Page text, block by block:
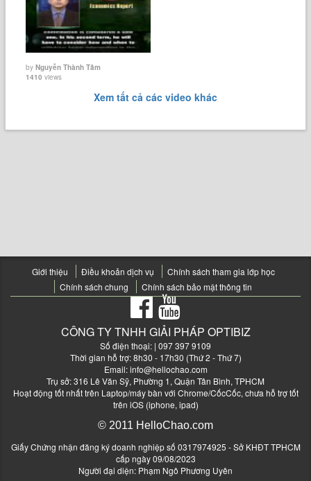
byNguyễn Thành Tâm
1410 views
Xem tất cả các video khác
Giới thiệu Điều khoản dịch vụ
Chính sách tham gia lớp học
Chính sách chung
Chính sách bảo mật thông tin
CÔNG TY TNHH GIẢI PHÁP OPTIBIZ
Số điện thoại: | 097 397 9109
Thời gian hỗ trợ: 8h30 - 17h30 (Thứ 2 - Thứ 7)
Email:info@hellochao.com
Trụ sở: 316 Lê Văn Sỹ, Phường 1, Quận Tân Bình, TPHCM
Hoạt động tốt nhất trên Laptop/máy bàn với Chrome/CốcCốc, chưa hỗ trợ tốt
trên iOS (iphone, ipad)
© 2011 HelloChao.com
Giấy Chứng nhận đăng ký doanh nghiệp số 0317974925 - Sở KHĐT TPHCM
cấp ngày 09/08/2023
Người đại diện: Phạm Ngô Phương Uyên